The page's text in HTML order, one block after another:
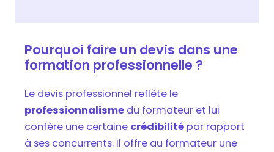
Pourquoi faire un devis dans une
formation professionnelle ?
Le devis professionnel reflète le
professionnalisme du formateur et lui
confère une certaine crédibilité par rapport
à ses concurrents. Il offre au formateur une